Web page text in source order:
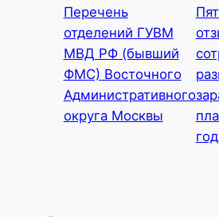
Перечень
отделений ГУВМ
МВД РФ (бывший
ФМС) Восточного
Административного
округа Москвы